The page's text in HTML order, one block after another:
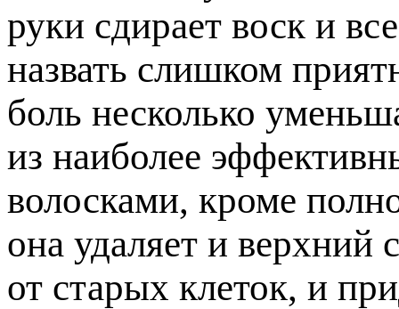
руки сдирает воск и
назвать слишком
боль несколько
из наиболее
волосками, кроме
она удаляет и верхний
от старых клеток, и